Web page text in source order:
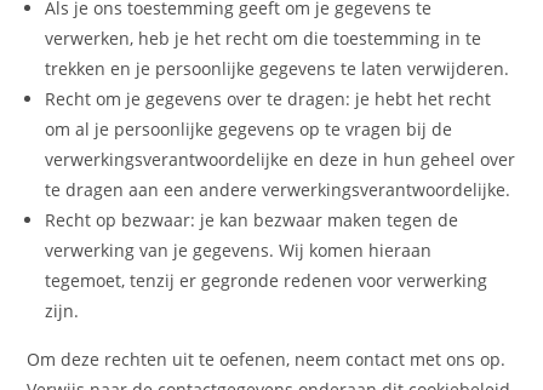
Als je ons toestemming geeft om je gegevens te
verwerken, heb je het recht om die toestemming in te
trekken en je persoonlijke gegevens te laten verwijderen.
Recht om je gegevens over te dragen: je hebt het recht
om al je persoonlijke gegevens op te vragen bij de
verwerkingsverantwoordelijke en deze in hun geheel over
te dragen aan een andere verwerkingsverantwoordelijke.
Recht op bezwaar: je kan bezwaar maken tegen de
verwerking van je gegevens. Wij komen hieraan
tegemoet, tenzij er gegronde redenen voor verwerking
zijn.
Om deze rechten uit te oefenen, neem contact met ons op.